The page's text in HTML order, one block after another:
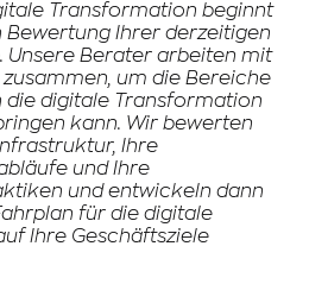
Transformation beginnt
Ihrer derzeitigen
Unsere Berater arbeiten mit
um die Bereiche
die digitale Transformation
kann. Wir bewerten
Ihre
und Ihre
und entwickeln dann
für die digitale
Ihre Geschäftsziele